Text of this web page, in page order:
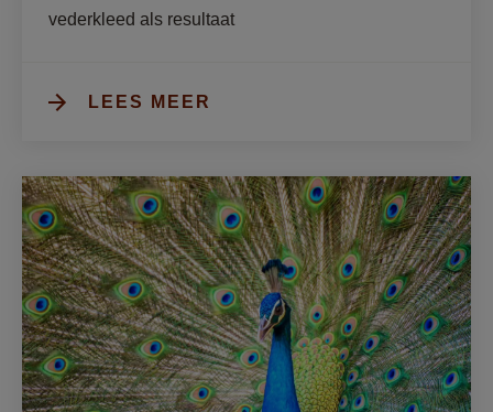
vederkleed als resultaat
LEES MEER